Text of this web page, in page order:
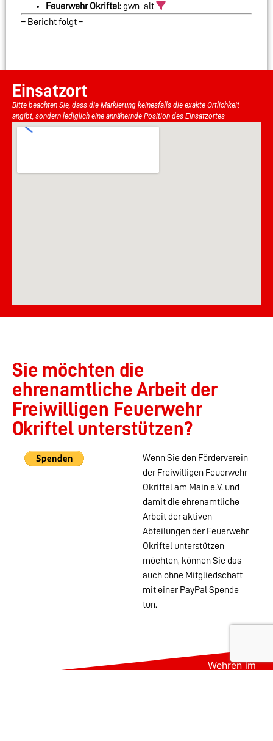
Feuerwehr Okriftel: gwn_alt
– Bericht folgt –
Einsatzort
Bitte beachten Sie, dass die Markierung keinesfalls die exakte Örtlichkeit
angibt, sondern lediglich eine annähernde Position des Einsatzortes
Sie möchten die
ehrenamtliche Arbeit der
Freiwilligen Feuerwehr
Okriftel unterstützen?
Wenn Sie den Förderverein
der Freiwilligen Feuerwehr
Okriftel am Main e.V. und
damit die ehrenamtliche
Arbeit der aktiven
Abteilungen der Feuerwehr
Okriftel unterstützen
möchten, können Sie das
auch ohne Mitgliedschaft
mit einer PayPal Spende
tun.
Wehren im